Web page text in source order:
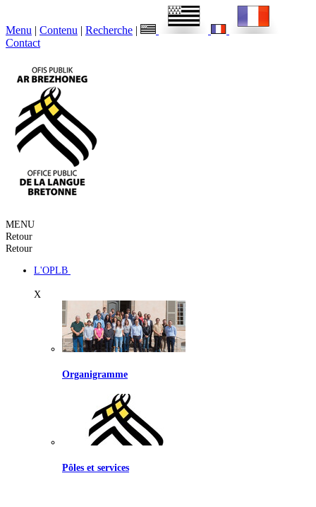
Menu | Contenu | Recherche |
Contact
MENU
Retour
Retour
L'OPLB
X
Organigramme
Pôles et services